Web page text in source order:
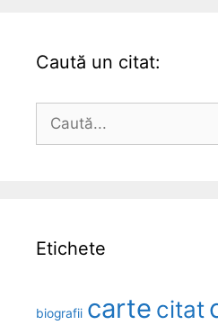
Caută un citat:
după:
Etichete
biografii carte citat